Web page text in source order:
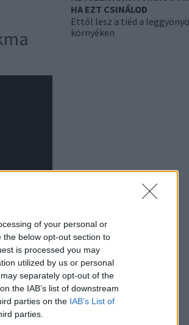
of your personal or
below opt-out section to
is processed you may
utilized by us or personal
separately opt-out of the
the IAB’s list of downstream
parties on the IAB’s List of
parties.
HA EZT CSINÁLOD
Ettől lesz a tiéd a
környéken